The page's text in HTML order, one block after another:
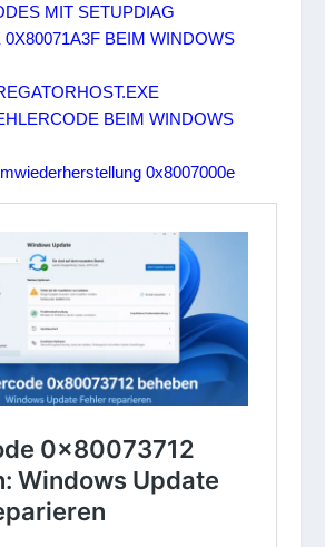
MIT SETUPDIAG
BEIM WINDOWS
BEIM WINDOWS
0x8007000e